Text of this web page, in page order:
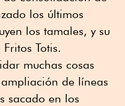
los últimos
los tamales, y su
Totis.
muchas cosas
de líneas
sacado en los